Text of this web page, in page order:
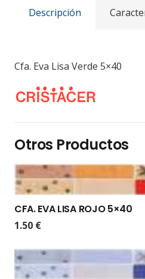
Descripción
Cfa. Eva Lisa Verde 5×40
Otros Productos
CFA. EVA LISA ROJO 5×40
1.50 €